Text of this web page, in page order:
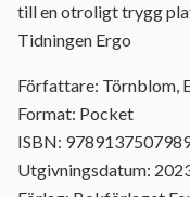
till en otroligt trygg
Tidningen Ergo
Författare: Törnblom,
Format: Pocket
ISBN:
Utgivningsdatum: